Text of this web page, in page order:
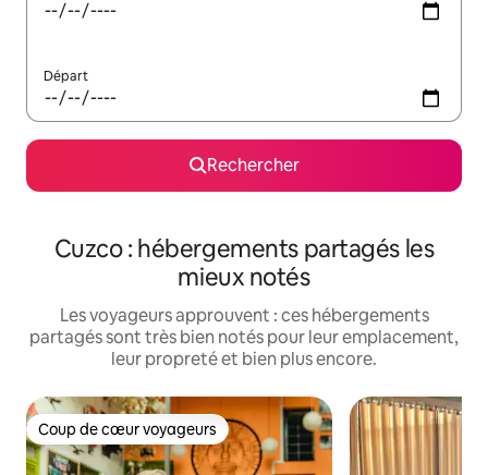
Départ
Rechercher
Cuzco : hébergements partagés les
mieux notés
Les voyageurs approuvent : ces hébergements
partagés sont très bien notés pour leur emplacement,
leur propreté et bien plus encore.
Coup de cœur voyageurs
Coup de cœur voyageurs